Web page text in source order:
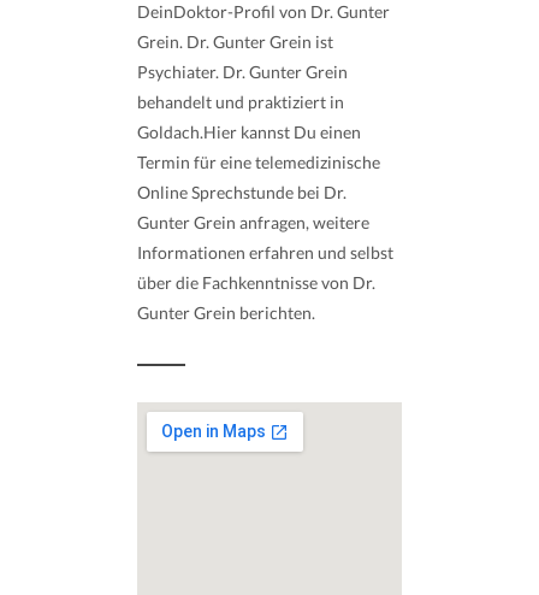
DeinDoktor-Profil von Dr. Gunter
Grein. Dr. Gunter Grein ist
Psychiater. Dr. Gunter Grein
behandelt und praktiziert in
Goldach.Hier kannst Du einen
Termin für eine telemedizinische
Online Sprechstunde bei Dr.
Gunter Grein anfragen, weitere
Informationen erfahren und selbst
über die Fachkenntnisse von Dr.
Gunter Grein berichten.